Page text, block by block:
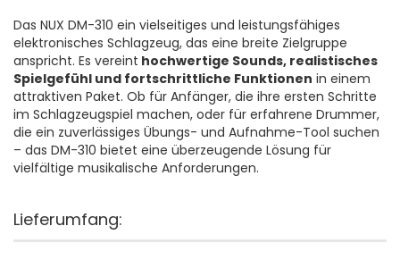
Das NUX DM-310 ein vielseitiges und leistungsfähiges
elektronisches Schlagzeug, das eine breite Zielgruppe
anspricht. Es vereint hochwertige Sounds, realistisches
Spielgefühl und fortschrittliche Funktionen in einem
attraktiven Paket. Ob für Anfänger, die ihre ersten Schritte
im Schlagzeugspiel machen, oder für erfahrene Drummer,
die ein zuverlässiges Übungs- und Aufnahme-Tool suchen
– das DM-310 bietet eine überzeugende Lösung für
vielfältige musikalische Anforderungen.
Lieferumfang: